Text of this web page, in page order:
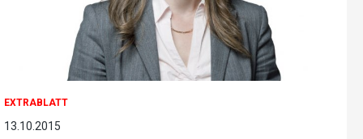
EXTRABLATT
13.10.2015